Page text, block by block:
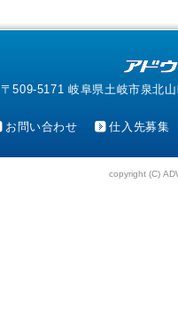
〒509-5171 岐阜県土岐市泉北
お問い合わせ 仕入先募集
copyright (C)